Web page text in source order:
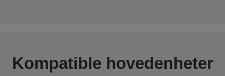
Kompatible hovedenheter